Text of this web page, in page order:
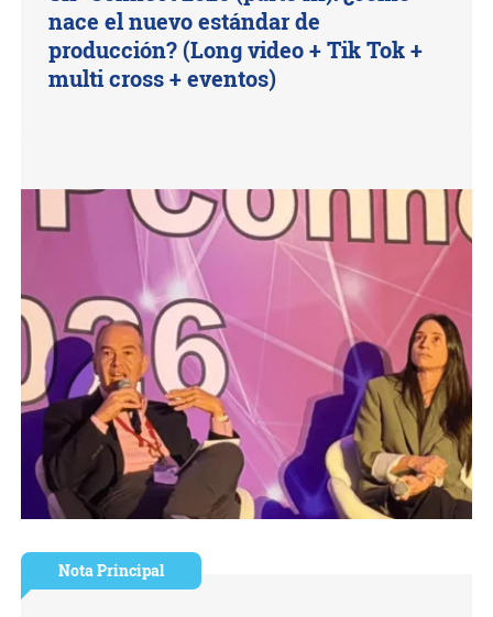
nace el nuevo estándar de
producción? (Long video + Tik Tok +
multi cross + eventos)
Nota Principal